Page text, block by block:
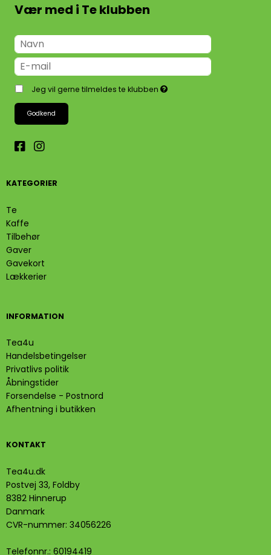
Vær med i Te klubben
Jeg vil gerne tilmeldes te klubben
Godkend
KATEGORIER
Te
Kaffe
Tilbehør
Gaver
Gavekort
Lækkerier
INFORMATION
Tea4u
Handelsbetingelser
Privatlivs politik
Åbningstider
Forsendelse - Postnord
Afhentning i butikken
KONTAKT
Tea4u.dk
Postvej 33, Foldby
8382 Hinnerup
Danmark
CVR-nummer: 34056226
Telefonnr.: 60194419